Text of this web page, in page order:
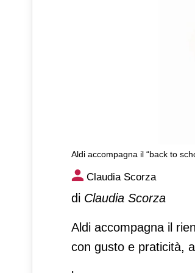
Aldi accompagna il “back to
Aldi
proposte a
Claudia Scorza
di Claudia Scorza
Aldi accompagna il
con gusto e praticità,